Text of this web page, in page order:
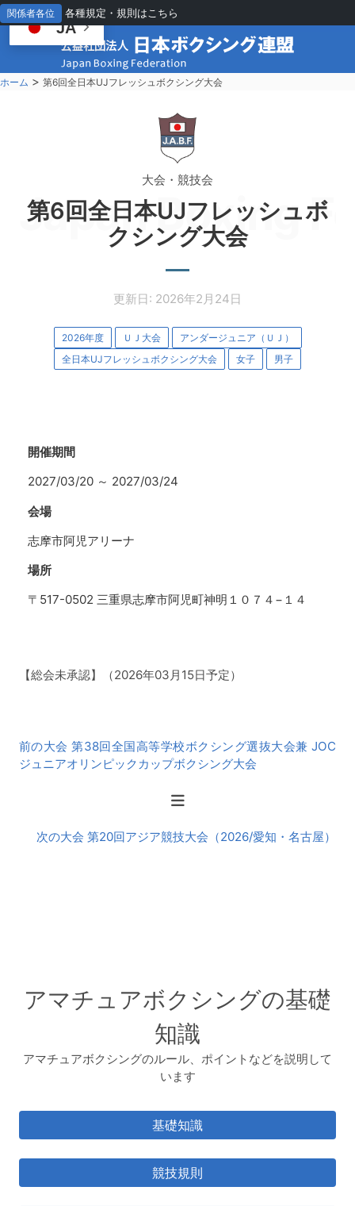
関係者各位 各種規定・規則はこちら
ホーム > 第6回全日本UJフレッシュボクシング大会
Japan Boxing
大会・競技会
第6回全日本UJフレッシュボ
クシング大会
更新日: 2026年2月24日
2026年度 ＵＪ大会
アンダージュニア（ＵＪ）
全日本UJフレッシュボクシング大会
女子 男子
開催期間
2027/03/20 ～ 2027/03/24
会場
志摩市阿児アリーナ
場所
〒517-0502 三重県志摩市阿児町神明１０７４−１４
【総会未承認】（2026年03月15日予定）
後
の
前の大会 第38回全国高等学校ボクシング選抜大会兼 JOC
ジュニアオリンピックカップボクシング大会
次の大会 第20回アジア競技大会（2026/愛知・名古屋）
アマチュアボクシングの基礎
知識
アマチュアボクシングのルール、ポイントなどを説明して
います
基礎知識
競技規則
JA